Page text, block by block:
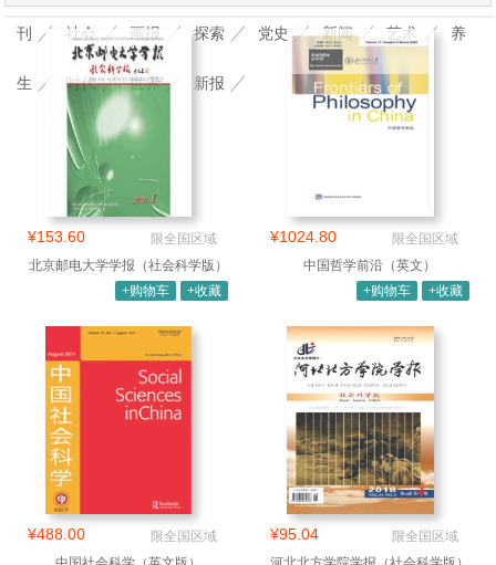
刊 社会 画报 探索 党史 新闻 艺术 养
生 时代 世界 新报
¥153.60
限全国区域
北京邮电大学学报（社会科学版）
+购物车
+收藏
¥1024.80
限全国区域
中国哲学前沿（英文）
+购物车
+收藏
¥488.00
限全国区域
¥95.04
限全国区域